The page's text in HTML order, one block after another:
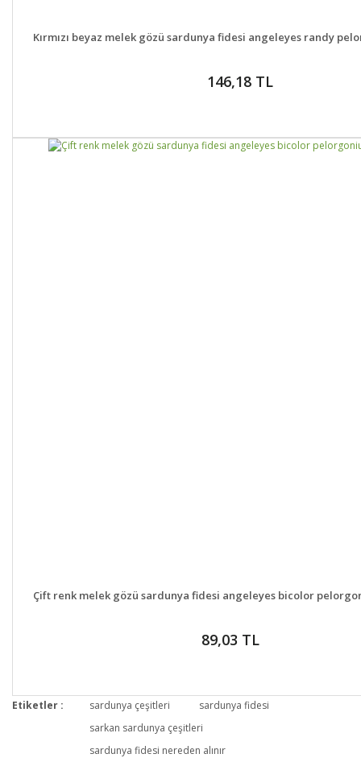
DETAYLAR
Kırmızı beyaz melek gözü sardunya fidesi angeleyes randy
146,18 TL
DETAYLAR
Çift renk melek gözü sardunya fidesi angeleyes bicolor
89,03 TL
Etiketler : sardunya çeşitleri
sardunya fidesi
sarkan sardunya çeşitleri
sardunya fidesi nereden alınır